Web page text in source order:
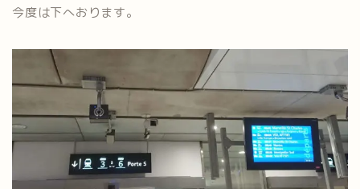
今度は下へおります。